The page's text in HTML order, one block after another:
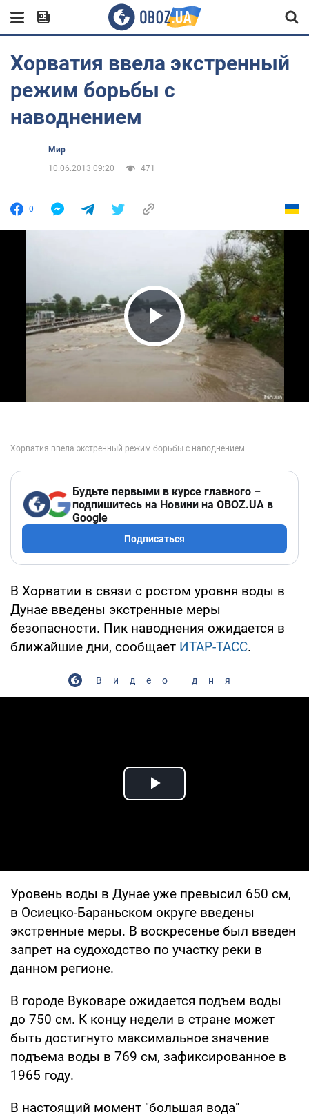
Хорватия ввела экстренный
режим борьбы с
наводнением
Мир
10.06.2013 09:20
471
0
Play Video
Будьте первыми в курсе главного –
подпишитесь на Новини на OBOZ.UA в
Google
Подписаться
В Хорватии в связи с ростом уровня воды в
Дунае введены экстренные меры
безопасности. Пик наводнения ожидается в
ближайшие дни, сообщает ИТАР-ТАСС.
Видео дня
Play Video
Уровень воды в Дунае уже превысил 650 см,
в Осиецко-Бараньском округе введены
экстренные меры. В воскресенье был введен
запрет на судоходство по участку реки в
данном регионе.
В городе Вуковаре ожидается подъем воды
до 750 см. К концу недели в стране может
быть достигнуто максимальное значение
подъема воды в 769 см, зафиксированное в
1965 году.
В настоящий момент "большая вода"